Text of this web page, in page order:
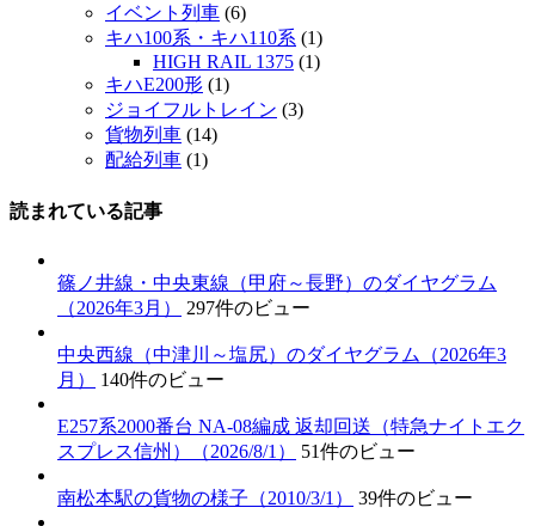
イベント列車 (6)
キハ100系・キハ110系 (1)
HIGH RAIL 1375 (1)
キハE200形 (1)
ジョイフルトレイン (3)
貨物列車 (14)
配給列車 (1)
読まれている記事
篠ノ井線・中央東線（甲府～長野）のダイヤグラム
（2026年3月）
297件のビュー
中央西線（中津川～塩尻）のダイヤグラム（2026年3
月）
140件のビュー
E257系2000番台 NA-08編成 返却回送（特急ナイトエク
スプレス信州）（2026/8/1）
51件のビュー
南松本駅の貨物の様子（2010/3/1） 39件のビュー